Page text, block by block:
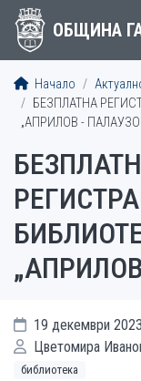
ОБЩИНА
Начало
БЕЗПЛАТНА
„АПРИЛОВ -
19 декември
Цветомира
библиотека